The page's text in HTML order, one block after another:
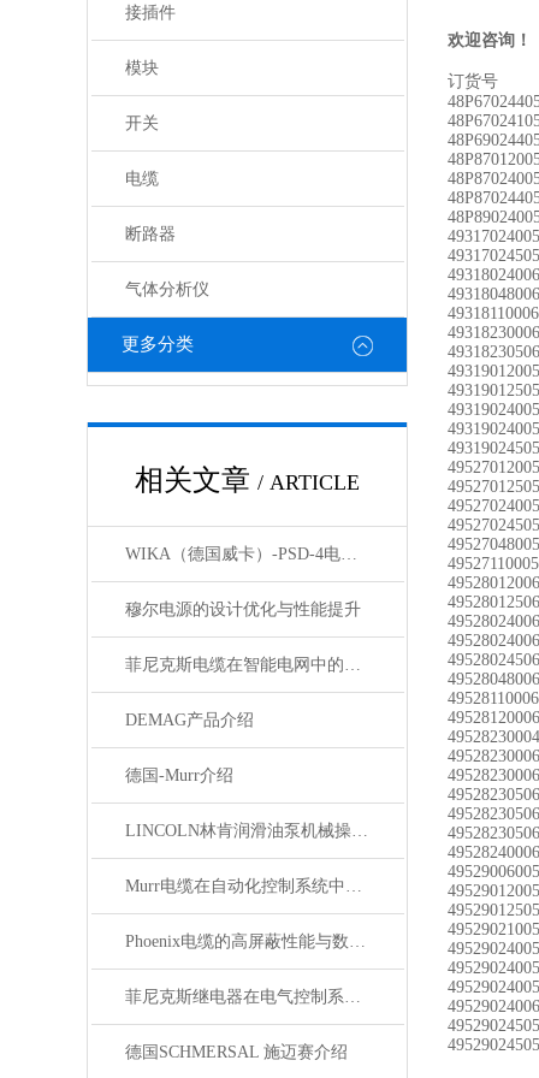
接插件
模块
开关
电缆
断路器
气体分析仪
更多分类
相关文章 / ARTICLE
WIKA（德国威卡）-PSD-4电子压力开关
穆尔电源的设计优化与性能提升
菲尼克斯电缆在智能电网中的应用
DEMAG产品介绍
德国-Murr介绍
LINCOLN林肯润滑油泵机械操作原理
Murr电缆在自动化控制系统中的应用
Phoenix电缆的高屏蔽性能与数据传输优势
菲尼克斯继电器在电气控制系统中的应用
德国SCHMERSAL 施迈赛介绍
欢迎咨询！
订货号